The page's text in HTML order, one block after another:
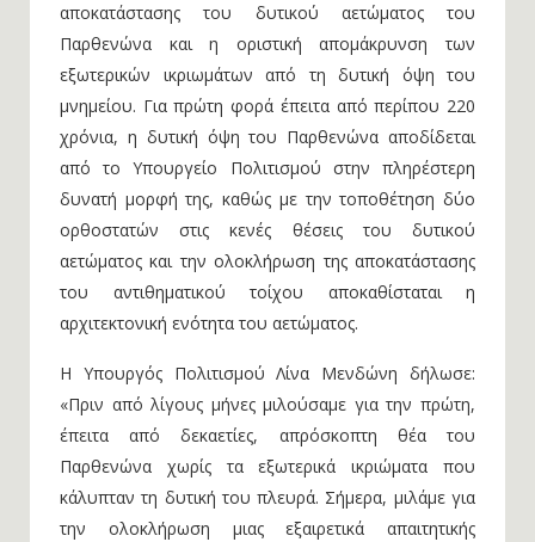
αποκατάστασης του δυτικού αετώματος του
Παρθενώνα και η οριστική απομάκρυνση των
εξωτερικών ικριωμάτων από τη δυτική όψη του
μνημείου. Για πρώτη φορά έπειτα από περίπου 220
χρόνια, η δυτική όψη του Παρθενώνα αποδίδεται
από το Υπουργείο Πολιτισμού στην πληρέστερη
δυνατή μορφή της, καθώς με την τοποθέτηση δύο
ορθοστατών στις κενές θέσεις του δυτικού
αετώματος και την ολοκλήρωση της αποκατάστασης
του αντιθηματικού τοίχου αποκαθίσταται η
αρχιτεκτονική ενότητα του αετώματος.
Η Υπουργός Πολιτισμού Λίνα Μενδώνη δήλωσε:
«Πριν από λίγους μήνες μιλούσαμε για την πρώτη,
έπειτα από δεκαετίες, απρόσκοπτη θέα του
Παρθενώνα χωρίς τα εξωτερικά ικριώματα που
κάλυπταν τη δυτική του πλευρά. Σήμερα, μιλάμε για
την ολοκλήρωση μιας εξαιρετικά απαιτητικής